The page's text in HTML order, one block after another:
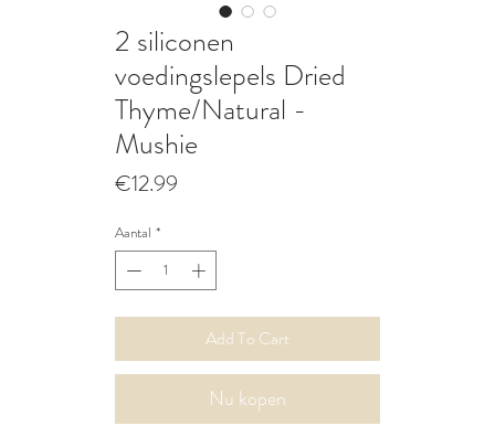
2 siliconen
voedingslepels Dried
Thyme/Natural -
Mushie
€12.99
Aantal *
Add To Cart
Nu kopen